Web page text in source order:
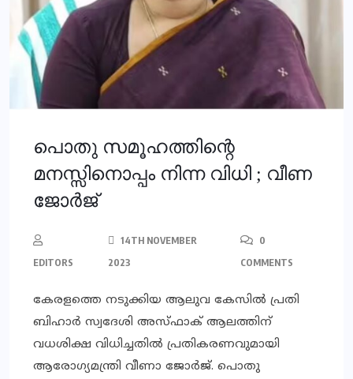
പൊതു സമൂഹത്തിന്റെ
മനസ്സിനൊപ്പം നിന്ന വിധി ; വീണ
ജോർജ്
EDITORS
14TH NOVEMBER
2023
0
COMMENTS
കേരളത്തെ നടുക്കിയ ആലുവ കേസിൽ പ്രതി
ബിഹാർ സ്വദേശി അസ്ഫാക് ആലത്തിന്
വധശിക്ഷ വിധിച്ചതിൽ പ്രതികരണവുമായി
ആരോ​ഗ്യമന്ത്രി വീണാ ജോർജ്. പൊതു